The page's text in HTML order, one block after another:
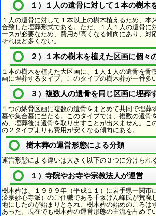
１）１人の遺骨に対して１本の樹木
１人の遺骨に対して１本以上の樹木植えるため、本
合致した埋葬形式である。ただ、１人１人の遺骨に
ースが必要なため、費用が高くなる傾向にあり、対
それほど多くない。
２）１本の樹木を植えた区画に個々
１本の樹木を植えた大区画に、１人１人の遺骨を骨
画に埋葬するタイプ。このタイプの樹木葬が一番多
３）複数人の遺骨を同じ区画に埋葬
１つの納骨区画に複数の遺骨をまとめて共同で埋葬
墓や集合墓に当たる。このタイプでは、複数の遺骨
め、埋葬後は遺骨を取り出すことが出来ません。こ
の２タイプよりも費用が安くなる傾向にある。
樹木葬の運営形態による分類
運営形態による違いは大きく以下の３つに分けられ
１）寺院やお寺や宗教法人が運営
樹木葬は、１９９９年（平成１１）に岩手県一関市
済宗妙心寺派）のご住職である千坂げん峰氏が荒廃
地にしたのが始まりとされ、樹木葬の始めのころは
あった。現在でも樹木葬の運営形態の主流を占めて